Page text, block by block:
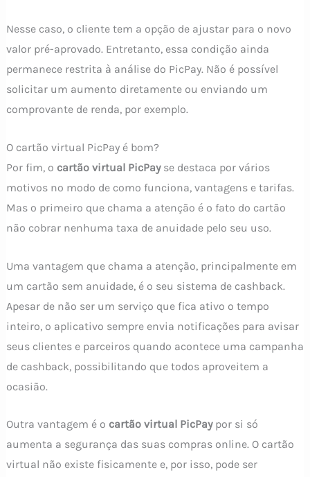
Nesse caso, o cliente tem a opção de ajustar para o novo
valor pré-aprovado. Entretanto, essa condição ainda
permanece restrita à análise do PicPay. Não é possível
solicitar um aumento diretamente ou enviando um
comprovante de renda, por exemplo.
O cartão virtual PicPay é bom?
Por fim, o cartão virtual PicPayse destaca por vários
motivos no modo de como funciona, vantagens e tarifas.
Mas o primeiro que chama a atenção é o fato do cartão
não cobrar nenhuma taxa de anuidade pelo seu uso.
Uma vantagem que chama a atenção, principalmente em
um cartão sem anuidade, é o seu sistema de cashback.
Apesar de não ser um serviço que fica ativo o tempo
inteiro, o aplicativo sempre envia notificações para avisar
seus clientes e parceiros quando acontece uma campanha
de cashback, possibilitando que todos aproveitem a
ocasião.
Outra vantagem é o cartão virtual PicPaypor si só
aumenta a segurança das suas compras online. O cartão
virtual não existe fisicamente e, por isso, pode ser